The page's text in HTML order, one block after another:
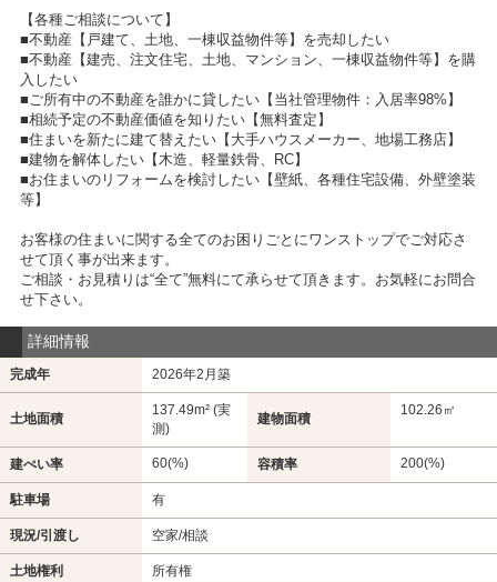
【各種ご相談について】
■不動産【戸建て、土地、一棟収益物件等】を売却したい
■不動産【建売、注文住宅、土地、マンション、一棟収益物件等】を購
入したい
■ご所有中の不動産を誰かに貸したい【当社管理物件：入居率98%】
■相続予定の不動産価値を知りたい【無料査定】
■住まいを新たに建て替えたい【大手ハウスメーカー、地場工務店】
■建物を解体したい【木造、軽量鉄骨、RC】
■お住まいのリフォームを検討したい【壁紙、各種住宅設備、外壁塗装
等】
お客様の住まいに関する全てのお困りごとにワンストップでご対応さ
せて頂く事が出来ます。
ご相談・お見積りは“全て”無料にて承らせて頂きます。お気軽にお問合
せ下さい。
詳細情報
完成年 2026年2月築
土地面積
137.49m² (実
測)
建物面積
102.26㎡
建ぺい率 60(%) 容積率 200(%)
駐車場 有
現況/引渡し 空家/相談
土地権利 所有権